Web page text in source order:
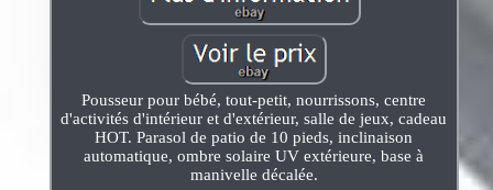
Pousseur pour bébé, tout-petit, nourrissons, centre
d'activités d'intérieur et d'extérieur, salle de jeux, cadeau
HOT. Parasol de patio de 10 pieds, inclinaison
automatique, ombre solaire UV extérieure, base à
manivelle décalée.